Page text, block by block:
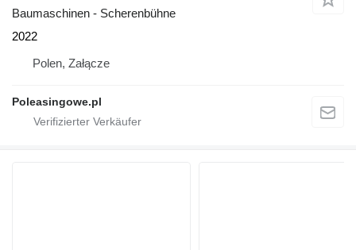
Baumaschinen - Scherenbühne
2022
Polen, Załącze
Poleasingowe.pl